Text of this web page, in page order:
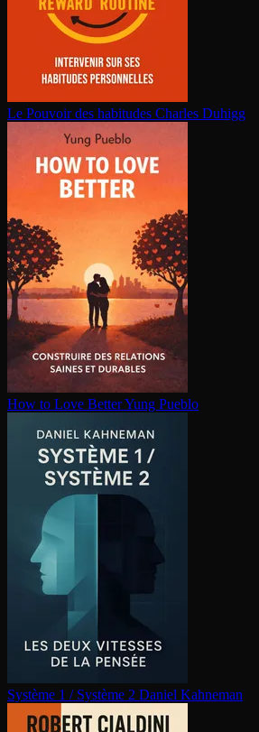
Le Pouvoir des habitudes Charles Duhigg
How to Love BetterYung Pueblo
Système 1 / Système 2 Daniel Kahneman